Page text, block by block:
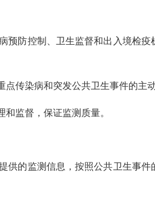
防控制、卫生监督和出入境检疫
传染病和突发公共卫生事件的主动
监督，保证监测质量。
的监测信息，按照公共卫生事件